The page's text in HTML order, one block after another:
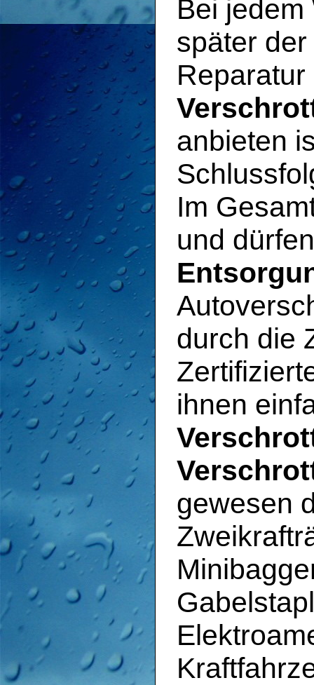
Bei
später
anbieten
Im
und
durch die
ihnen
gewesen